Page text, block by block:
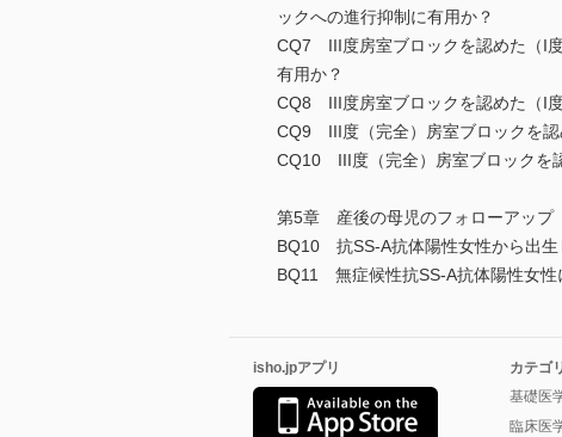
ックへの進行抑制に有用か？
CQ7 III度房室ブロックを認めた（I
有用か？
CQ8 III度房室ブロックを認めた（I
CQ9 III度（完全）房室ブロックを認
CQ10 III度（完全）房室ブロックを
第5章 産後の母児のフォローアップ
BQ10 抗SS-A抗体陽性女性から出生
BQ11 無症候性抗SS-A抗体陽性女性
isho.jpアプリ
カテゴ
基礎医
臨床医